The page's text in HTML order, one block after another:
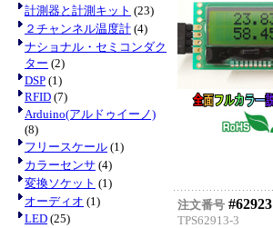
計測器と計測キット (23)
２チャンネル温度計 (4)
ナショナル・セミコンダク
ター (2)
DSP (1)
RFID (7)
Arduino(アルドゥイーノ)
(8)
フリースケール (1)
カラーセンサ (4)
変換ソケット (1)
オーディオ (1)
LED (25)
注文番号 #62923
TPS62913-3